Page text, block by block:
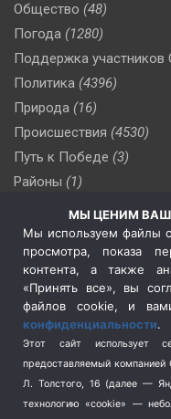
Общество (48)
Погода (1280)
Поддержка участников
Политика (4396)
Природа (16)
Происшествия (4530)
Путь к Победе (3)
Районы (1)
(510)
Сельское хозяйство (3)
Социальная политика
Спецоперация в Украине
Спецоперация на
Спорт (740)
Терроризм (1)
Транспорт (262)
МЫ ЦЕНИМ
Мы используем файлы
просмотра, показа
контента, а также
«Принять все», вы
файлов cookie, и
конфиденциальности.
Этот сайт использует
предоставляемый
Л. Толстого, 16 (далее —
технологию «cookie» —